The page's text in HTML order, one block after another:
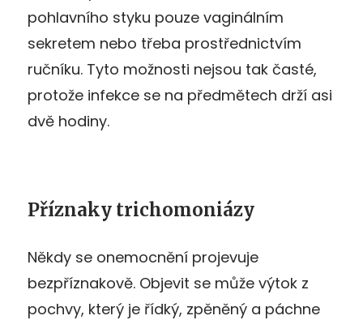
pohlavního styku pouze vaginálním
sekretem nebo třeba prostřednictvím
ručníku. Tyto možnosti nejsou tak časté,
protože infekce se na předmětech drží asi
dvě hodiny.
Příznaky trichomoniázy
Někdy se onemocnění projevuje
bezpříznakově. Objevit se může výtok z
pochvy, který je řídký, zpěněný a páchne